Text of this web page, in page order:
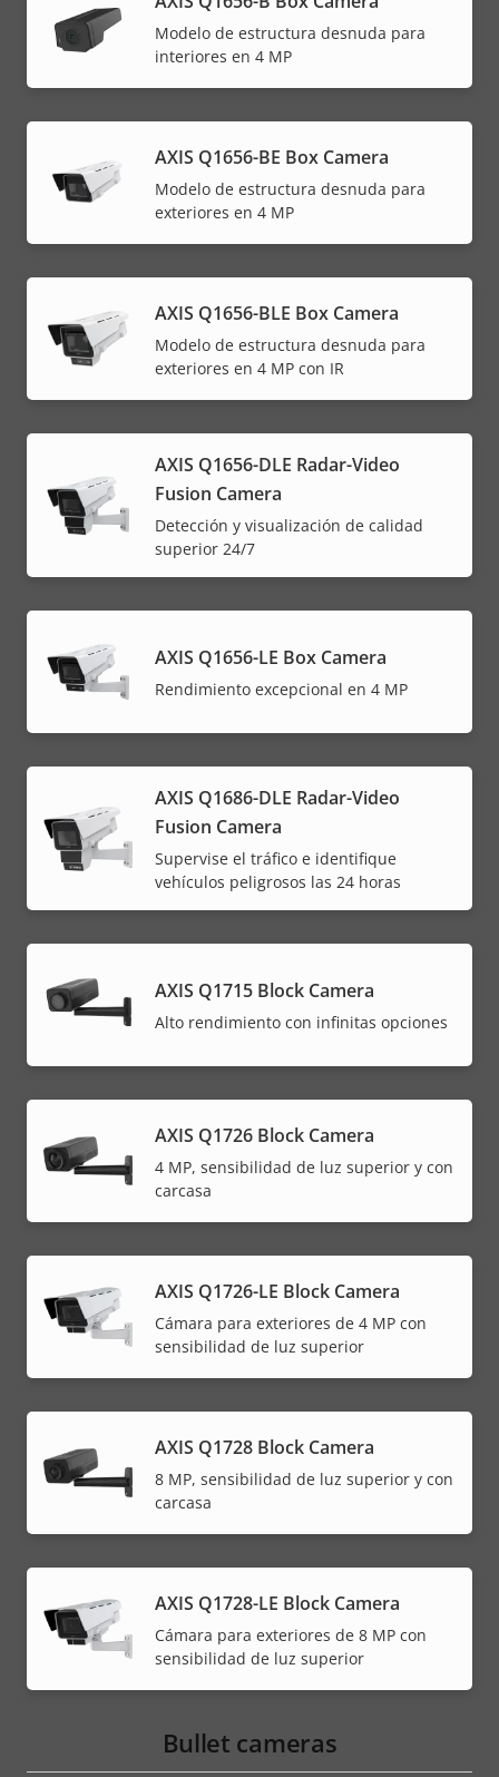
Modelo de estructura desnuda para
interiores en 4 MP
AXIS Q1656-BE Box Camera
Modelo de estructura desnuda para
exteriores en 4 MP
AXIS Q1656-BLE Box Camera
Modelo de estructura desnuda para
exteriores en 4 MP con IR
AXIS Q1656-DLE Radar-Video
Fusion Camera
Detección y visualización de calidad
superior 24/7
AXIS Q1656-LE Box Camera
Rendimiento excepcional en 4 MP
AXIS Q1686-DLE Radar-Video
Fusion Camera
Supervise el tráfico e identifique
vehículos peligrosos las 24 horas
AXIS Q1715 Block Camera
Alto rendimiento con infinitas opciones
AXIS Q1726 Block Camera
4 MP, sensibilidad de luz superior y con
carcasa
AXIS Q1726-LE Block Camera
Cámara para exteriores de 4 MP con
sensibilidad de luz superior
AXIS Q1728 Block Camera
8 MP, sensibilidad de luz superior y con
carcasa
AXIS Q1728-LE Block Camera
Cámara para exteriores de 8 MP con
sensibilidad de luz superior
Bullet cameras